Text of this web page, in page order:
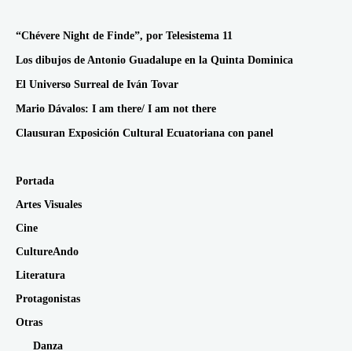
“Chévere Night de Finde”, por Telesistema 11
Los dibujos de Antonio Guadalupe en la Quinta Dominica
El Universo Surreal de Iván Tovar
Mario Dávalos: I am there/ I am not there
Clausuran Exposición Cultural Ecuatoriana con panel
Portada
Artes Visuales
Cine
CultureAndo
Literatura
Protagonistas
Otras
Danza